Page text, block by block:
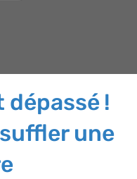
!
une